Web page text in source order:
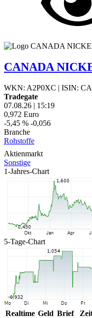
CANADA
WKN: A2P0XC | ISIN:
Tradegate
07.08.26 | 15:19
0,972 Euro
-5,45 % -0,056
Branche
Rohstoffe
Aktienmarkt
Sonstige
1-Jahres-Chart
5-Tage-Chart
Realtime Geld Brief